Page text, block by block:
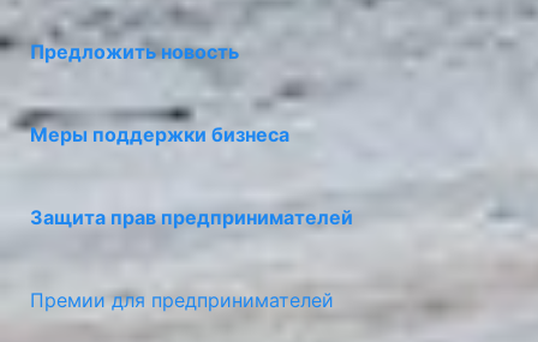
Предложить новость
Меры поддержки бизнеса
Защита прав предпринимателей
Премии для предпринимателей